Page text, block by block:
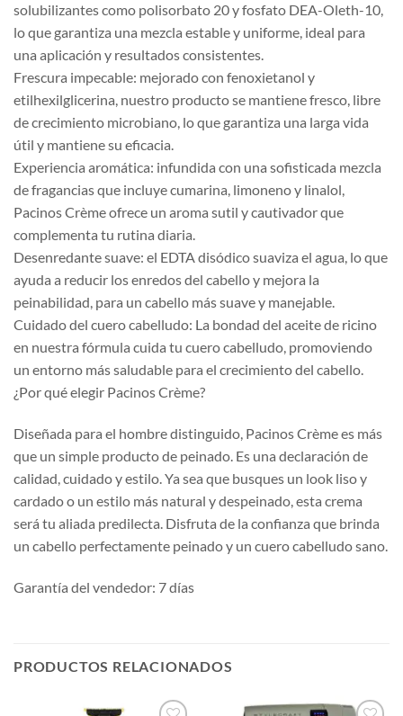
solubilizantes como polisorbato 20 y fosfato DEA-Oleth-10,
lo que garantiza una mezcla estable y uniforme, ideal para
una aplicación y resultados consistentes.
Frescura impecable: mejorado con fenoxietanol y
etilhexilglicerina, nuestro producto se mantiene fresco, libre
de crecimiento microbiano, lo que garantiza una larga vida
útil y mantiene su eficacia.
Experiencia aromática: infundida con una sofisticada mezcla
de fragancias que incluye cumarina, limoneno y linalol,
Pacinos Crème ofrece un aroma sutil y cautivador que
complementa tu rutina diaria.
Desenredante suave: el EDTA disódico suaviza el agua, lo que
ayuda a reducir los enredos del cabello y mejora la
peinabilidad, para un cabello más suave y manejable.
Cuidado del cuero cabelludo: La bondad del aceite de ricino
en nuestra fórmula cuida tu cuero cabelludo, promoviendo
un entorno más saludable para el crecimiento del cabello.
¿Por qué elegir Pacinos Crème?
Diseñada para el hombre distinguido, Pacinos Crème es más
que un simple producto de peinado. Es una declaración de
calidad, cuidado y estilo. Ya sea que busques un look liso y
cardado o un estilo más natural y despeinado, esta crema
será tu aliada predilecta. Disfruta de la confianza que brinda
un cabello perfectamente peinado y un cuero cabelludo sano.
Garantía del vendedor: 7 días
PRODUCTOS RELACIONADOS